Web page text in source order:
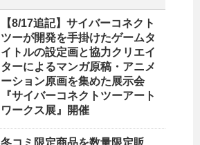
【8/17追記】サイバーコネクト
ツーが開発を手掛けたゲームタ
イトルの設定画と協力クリエイ
ターによるマンガ原稿・アニメ
ーション原画を集めた展示会
『サイバーコネクトツーアート
ワークス展』開催
冬コミ限定商品を数量限定販